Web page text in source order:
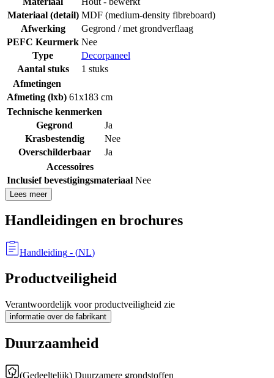
Materiaal (detail) MDF (medium-density fibreboard)
Afwerking
Gegrond / met grondverflaag
PEFC Keurmerk Nee
Type
Decorpaneel
Aantal stuks
1 stuks
Afmetingen
Afmeting (lxb) 61x183 cm
Technische kenmerken
Gegrond
Ja
Krasbestendig
Nee
Overschilderbaar
Ja
Accessoires
Inclusief bevestigingsmateriaal Nee
Lees meer
Handleidingen en brochures
Handleiding - (NL)
Productveiligheid
Verantwoordelijk voor productveiligheid zie
informatie over de fabrikant
Duurzaamheid
(Gedeeltelijk) Duurzamere grondstoffen